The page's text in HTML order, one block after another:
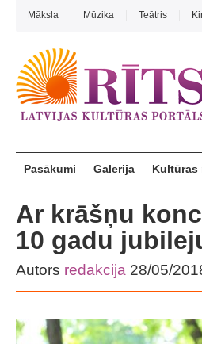
Māksla Mūzika Teātris
Pasākumi Galerija Kultūras
Ar krāšņu
10 gadu
Autors redakcija 28/05/